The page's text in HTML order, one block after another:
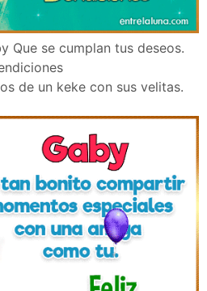
Que se cumplan tus deseos.
de un keke con sus velitas.